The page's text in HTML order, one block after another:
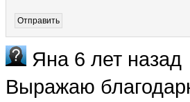
Яна 6 лет назад
Выражаю